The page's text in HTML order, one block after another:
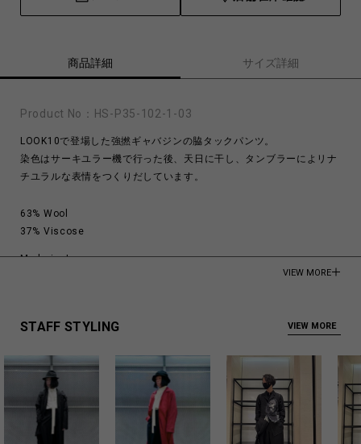
商品詳細 サイズ詳細
Product No： HS-P35-102-1-03
LOOK10で登場した強撚ギャバジンの脇タックパンツ。
染色はサーキユラー機で行った後、天日に干し、タンブラーによリナ
チユラルな表情をつくりだしています。
63% Wool
37% Viscose
Made in Japan
VIEW MORE
STAFF STYLING VIEW MORE